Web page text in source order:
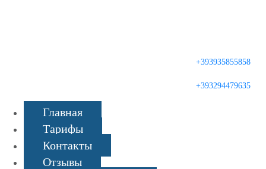
+393935855858
+393294479635
Главная
Тарифы
Контакты
Отзывы